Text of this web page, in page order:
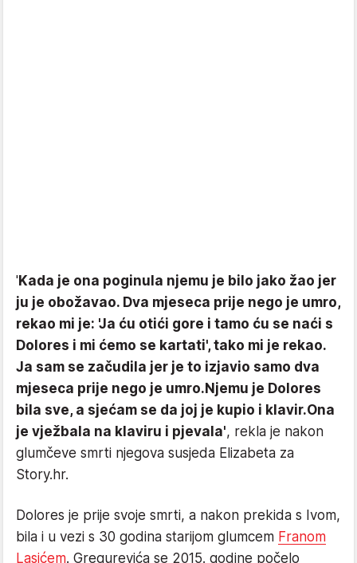
'Kada je ona poginula njemu je bilo jako žao jer
ju je obožavao. Dva mjeseca prije nego je umro,
rekao mi je: 'Ja ću otići gore i tamo ću se naći s
Dolores i mi ćemo se kartati', tako mi je rekao.
Ja sam se začudila jer je to izjavio samo dva
mjeseca prije nego je umro. Njemu je Dolores
bila sve, a sjećam se da joj je kupio i klavir.Ona
je vježbala na klaviru i pjevala', rekla je nakon
glumčeve smrti njegova susjeda Elizabeta za
Story.hr.
Dolores je prije svoje smrti, a nakon prekida s Ivom,
bila i u vezi s 30 godina starijom glumcem Franom
Lasićem. Gregurevića se 2015. godine počelo